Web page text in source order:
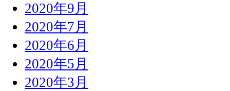
2020年9月
2020年7月
2020年6月
2020年5月
2020年3月